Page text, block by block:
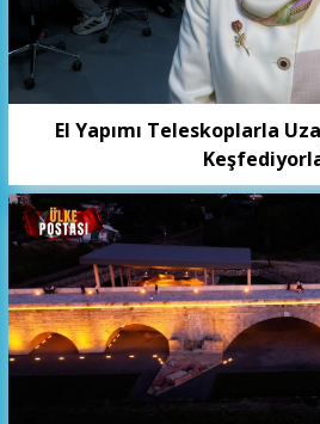
El Yapımı Teleskoplarla